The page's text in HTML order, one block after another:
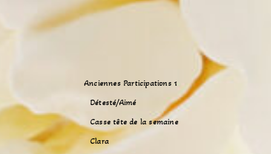
Anciennes Participations 1
Détesté/Aimé
Casse tête de la semaine
Clara